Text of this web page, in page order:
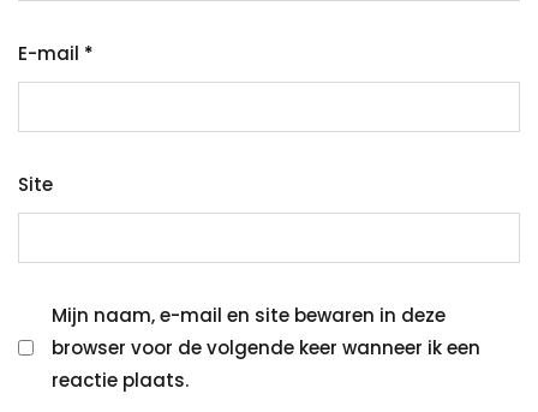
E-mail *
Site
Mijn naam, e-mail en site bewaren in deze
browser voor de volgende keer wanneer ik een
reactie plaats.